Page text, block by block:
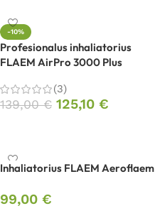
-10%
Profesionalus inhaliatorius
FLAEM AirPro 3000 Plus
(3)
139,00€ 125,10 €
Inhaliatorius FLAEM Aeroflaem
99,00 €